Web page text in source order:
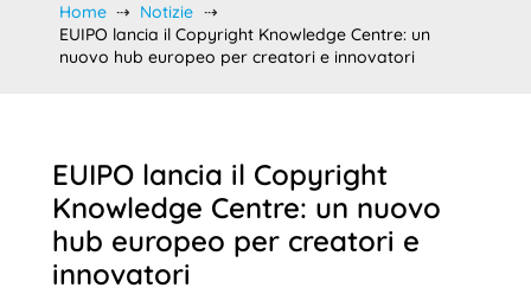
Home
Notizie
EUIPO lancia il Copyright Knowledge Centre: un
nuovo hub europeo per creatori e innovatori
EUIPO lancia il Copyright
Knowledge Centre: un nuovo
hub europeo per creatori e
innovatori